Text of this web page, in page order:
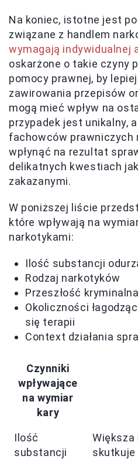
Na koniec, istotne jest
związane z handlem
wymagają indywidualnej
oskarżone o takie czyny
pomocy prawnej, by
zawirowania przepisów
mogą mieć wpływ na
przypadek jest unikalny,
fachowców prawniczych
wpłynąć na rezultat
delikatnych kwestiach
zakazanymi.
W poniższej liście
które wpływają na
narkotykami:
Ilość substancji
Rodzaj narkotyków
Przeszłość
Okoliczności
się terapii
Context działania
Czynniki
wpływające
na wymiar
kary
Ilość
substancji